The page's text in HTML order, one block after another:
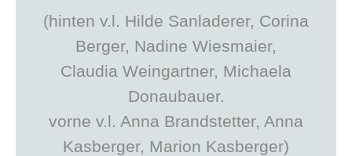
(hinten v.l. Hilde Sanladerer, Corina
Berger, Nadine Wiesmaier,
Claudia Weingartner, Michaela
Donaubauer.
vorne v.l. Anna Brandstetter, Anna
Kasberger, Marion Kasberger)